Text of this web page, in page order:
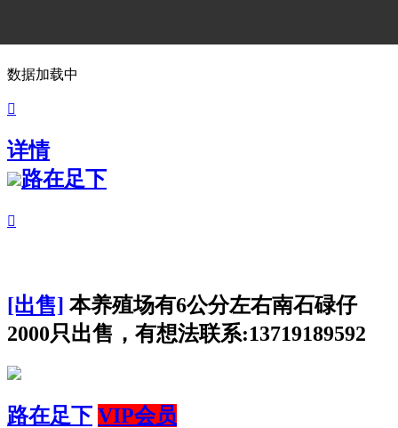
数据加载中

详情
路在足下

[出售] 本养殖场有6公分左右南石碌仔
2000只出售，有想法联系:13719189592
路在足下 VIP会员